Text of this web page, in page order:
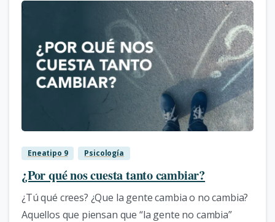
0
Eneatipo 9 Psicología
¿Por qué nos cuesta tanto cambiar?
¿Tú qué crees? ¿Que la gente cambia o no cambia?
Aquellos que piensan que “la gente no cambia”